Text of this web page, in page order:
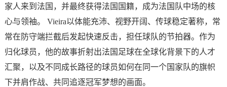
家人来到法国，并最终获得法国国籍，成为法国队中场的核
心与领袖。 Vieira以体能充沛、视野开阔、传球稳定著称，常
常在防守端拦截后发起快速反击，担任球队的节拍器。作为
归化球员，他的故事折射出法国足球在全球化背景下的人才
汇聚，以及不同成长路径的球员如何在同一个国家队的旗帜
下并肩作战、共同追逐冠军梦想的画面。